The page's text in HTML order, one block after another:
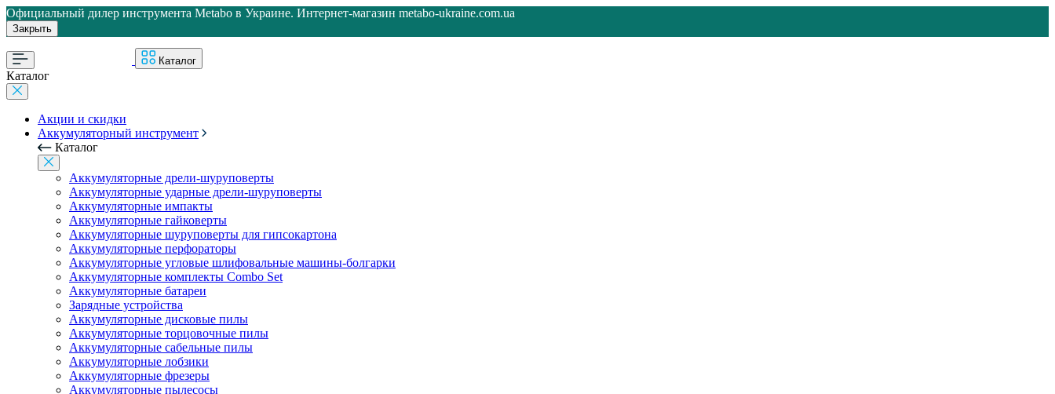
Официальный дилер инструмента Metabo в Украине. Интернет-магазин metabo-ukraine.com.ua
Закрыть
Каталог
Каталог
Акции и скидки
Аккумуляторный инструмент
Каталог
Аккумуляторные дрели-шуруповерты
Аккумуляторные ударные дрели-шуруповерты
Аккумуляторные импакты
Аккумуляторные гайковерты
Аккумуляторные шуруповерты для гипсокартона
Аккумуляторные перфораторы
Аккумуляторные угловые шлифовальные машины-болгарки
Аккумуляторные комплекты Combo Set
Аккумуляторные батареи
Зарядные устройства
Аккумуляторные дисковые пилы
Аккумуляторные торцовочные пилы
Аккумуляторные сабельные пилы
Аккумуляторные лобзики
Аккумуляторные фрезеры
Аккумуляторные пылесосы